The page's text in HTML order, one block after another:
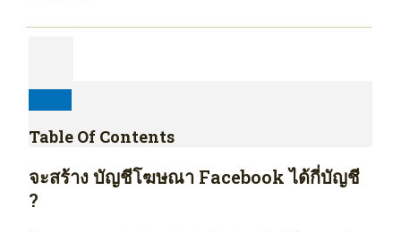
Table Of Contents
จะสร้าง บัญชีโฆษณา Facebook ได้กี่บัญชี
?